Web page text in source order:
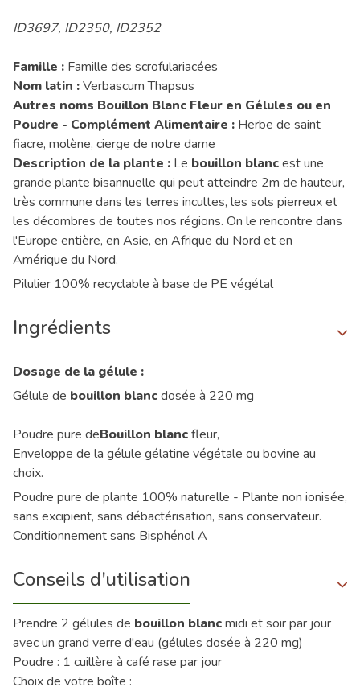
ID3697, ID2350, ID2352
Famille : Famille des scrofulariacées
Nom latin :Verbascum Thapsus
Autres noms Bouillon Blanc Fleur en Gélules ou en
Poudre - Complément Alimentaire : Herbe de saint
fiacre, molène, cierge de notre dame
Description de la plante : Le bouillon blancest une
grande plante bisannuelle qui peut atteindre 2m de hauteur,
très commune dans les terres incultes, les sols pierreux et
les décombres de toutes nos régions. On le rencontre dans
l'Europe entière, en Asie, en Afrique du Nord et en
Amérique du Nord.
Pilulier 100% recyclable à base de PE végétal
Ingrédients
Dosage de la gélule :
Gélule de bouillon blancdosée à 220 mg
Poudre pure deBouillon blancfleur,
Enveloppe de la gélule gélatine végétale ou bovine au
choix.
Poudre pure de plante 100% naturelle - Plante non ionisée,
sans excipient, sans débactérisation, sans conservateur.
Conditionnement sans Bisphénol A
Conseils d'utilisation
Prendre 2 gélules de bouillon blancmidi et soir par jour
avec un grand verre d'eau (gélules dosée à 220 mg)
Poudre : 1 cuillère à café rase par jour
Choix de votre boîte :